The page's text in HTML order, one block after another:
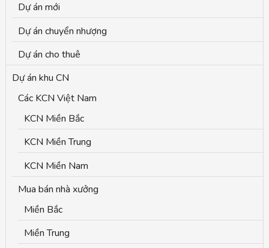
r
Dự án mới
Dự án chuyển nhượng
Dự án cho thuê
Dự án khu CN
Các KCN Việt Nam
KCN Miền Bắc
KCN Miền Trung
KCN Miền Nam
Mua bán nhà xưởng
Miền Bắc
Miền Trung